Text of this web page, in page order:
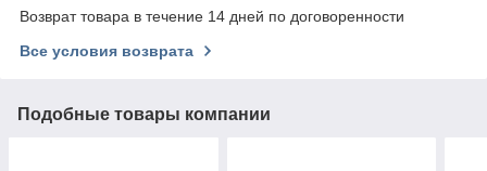
Возврат товара в течение 14 дней по договоренности
Все условия возврата
Подобные товары компании